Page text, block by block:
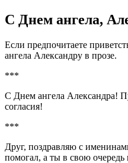
С Днем ангела,
Если предпочитаете
ангела Александру в прозе.
***
С Днем ангела Александра!
согласия!
***
Друг, поздравляю с
помогал, а ты в свою очередь